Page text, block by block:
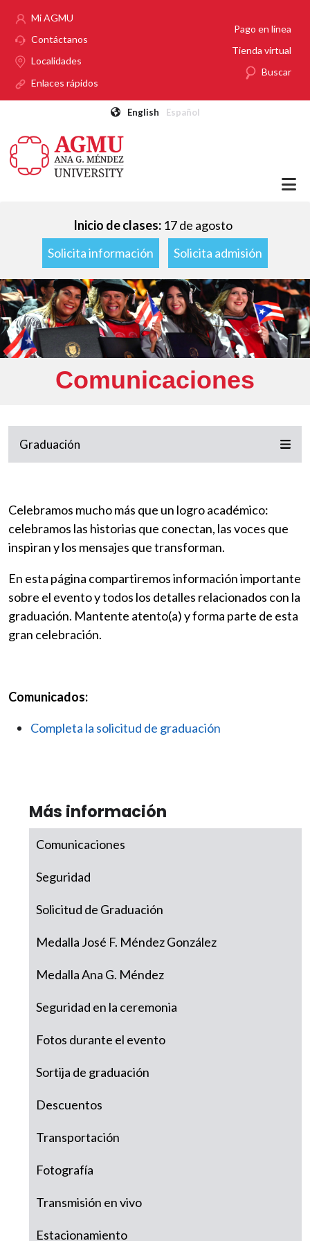
Mi AGMU
Contáctanos
Localidades
Enlaces rápidos
Pago en línea
Tienda virtual
Buscar
English Español
Inicio de clases: 17 de agosto
Solicita información
Solicita admisión
Comunicaciones
Graduación
Celebramos mucho más que un logro académico:
celebramos las historias que conectan, las voces que
inspiran y los mensajes que transforman.
En esta página compartiremos información importante
sobre el evento y todos los detalles relacionados con la
graduación. Mantente atento(a) y forma parte de esta
gran celebración.
Comunicados:
Completa la solicitud de graduación
Más información
Comunicaciones
Seguridad
Solicitud de Graduación
Medalla José F. Méndez González
Medalla Ana G. Méndez
Seguridad en la ceremonia
Fotos durante el evento
Sortija de graduación
Descuentos
Transportación
Fotografía
Transmisión en vivo
Estacionamiento